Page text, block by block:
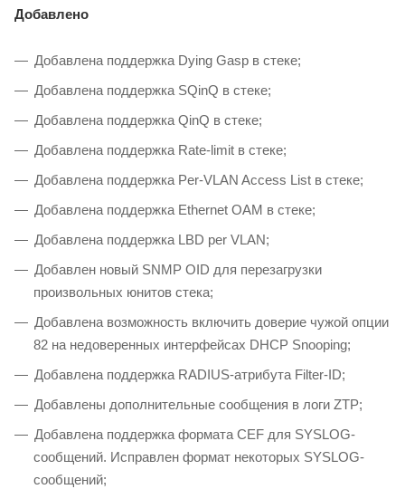
Добавлено
Добавлена поддержка Dying Gasp в стеке;
Добавлена поддержка SQinQ в стеке;
Добавлена поддержка QinQ в стеке;
Добавлена поддержка Rate-limit в стеке;
Добавлена поддержка Per-VLAN Access List в стеке;
Добавлена поддержка Ethernet OAM в стеке;
Добавлена поддержка LBD per VLAN;
Добавлен новый SNMP OID для перезагрузки
произвольных юнитов стека;
Добавлена возможность включить доверие чужой опции
82 на недоверенных интерфейсах DHCP Snooping;
Добавлена поддержка RADIUS-атрибута Filter-ID;
Добавлены дополнительные сообщения в логи ZTP;
Добавлена поддержка формата CEF для SYSLOG-
сообщений. Исправлен формат некоторых SYSLOG-
сообщений;